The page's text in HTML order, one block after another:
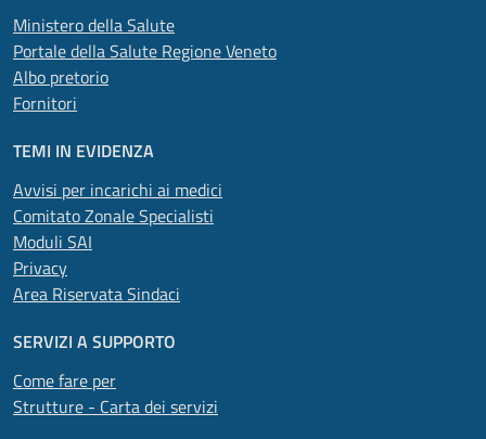
Ministero della Salute
Portale della Salute Regione Veneto
Albo pretorio
Fornitori
TEMI IN EVIDENZA
Avvisi per incarichi ai medici
Comitato Zonale Specialisti
Moduli SAI
Privacy
Area Riservata Sindaci
SERVIZI A SUPPORTO
Come fare per
Strutture - Carta dei servizi